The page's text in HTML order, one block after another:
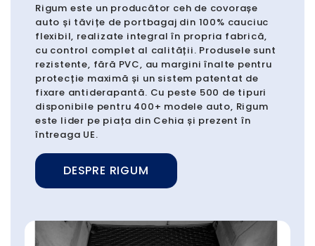
Rigum este un producător ceh de covorașe
auto și tăvițe de portbagaj din 100% cauciuc
flexibil, realizate integral în propria fabrică,
cu control complet al calității. Produsele sunt
rezistente, fără PVC, au margini înalte pentru
protecție maximă și un sistem patentat de
fixare antiderapantă. Cu peste 500 de tipuri
disponibile pentru 400+ modele auto, Rigum
este lider pe piața din Cehia și prezent în
întreaga UE.
DESPRE RIGUM